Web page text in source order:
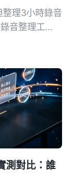
理3小時錄音
音整理工
測對比：誰